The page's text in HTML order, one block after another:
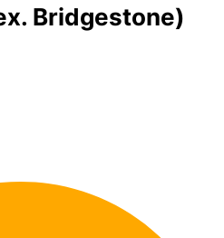
Bridgestone)